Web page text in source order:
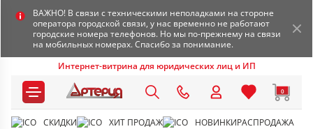
ВАЖНО! В связи с техническими неполадками на стороне
оператора городской связи, у нас временно не работают
городские номера телефонов. Но мы по-прежнему на связи
на мобильных номерах. Спасибо за понимание.
Интернет-витрина для юридических лиц и ИП
0
СКИДКИ ХИТ ПРОДАЖ НОВИНКИРАСПРОДАЖА